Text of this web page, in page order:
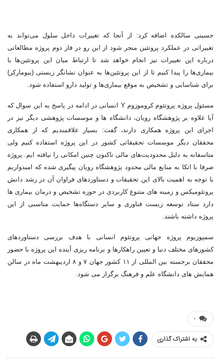
حسینی سالکده اضافه کرد: از آنجا که تغییرات داخل سلول می‌تواند به
تغییراتی در عملکرد پروتئین منجر شود از این رو در فاز دوم پروژه مطالعاتی
درباره این تغییرات نیز انجام خواهد شد تا ارتباط میان این پروتئین‌ها با
بیماری‌ها را پیدا کنیم تا از این پروتئین‌ها به عنوان نشانگر زیستی (بیومارکر)
برای شناسایی و تشخیص به موقع بیماری‌ها و تولید دارو استفاده شود.
مسئول پروژه پروتئوم کروموزوم Y انسانی در ادامه در پاسخ به این سوال که
آیا علاوه بر پژوهشگاه رویان، دانشگاه ها و موسسات پژوهشی دیگر نیز در
اجرای این پروژه همکاری دارند، گفت: بسیار علاقمندیم که از همکاری
محققان دیگر موسسات تحقیقاتی کشور در این پروژه استفاده کنیم ولی
متاسفانه به دلیل محدودیت‌های مالی تاکنون چنین امکانی را نیافته ایم. پروژه
صرفا با اتکا به منابع مالی محدود پژوهشگاه رویان پیگیری شده که امیدواریم
با توجه به اهمیت بالای این تحقیقات و دستاوردهای فراوان آن در رشد دانش
پروتئومیکس و زمینه های متنوع کاربردی در حوزه تشخیص و درمان بیماری ها
دارد ستاد توسعه زیست فناوری و سایر دستگاه‌ها حمایت مناسبی از این
پروژه داشته باشند.
سمپوزیوم پروژه جهانی پروتئوم انسانی با هدف بررسی دستاوردهای
کشورهای مختلف دنیا و تعیین راهکارها و برنامه ریزی آینده این پروژه با حضور
محققان برجسته بین المللی از ۱۱ کشور جهان ۷ و ۸ اردیبهشت ماه در سالن
همایش های دانشگاه علم و فرهنگ برگزار می شود.
۰
به اشتراک گذاری